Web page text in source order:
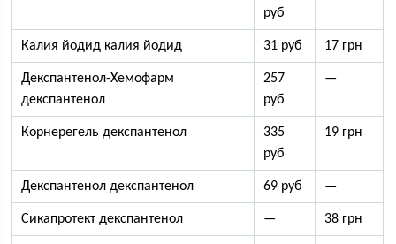
руб
Калия йодид калия йодид 31 руб 17 грн
Декспантенол-Хемофарм
декспантенол
257
руб
—
Корнерегель декспантенол
335
руб
19 грн
Декспантенол декспантенол 69 руб —
Сикапротект декспантенол — 38 грн